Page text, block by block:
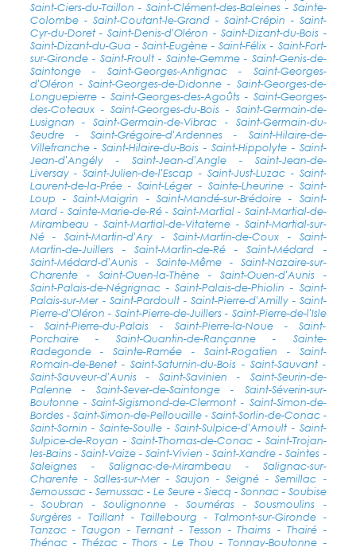
Saint-Ciers-du-Taillon - Saint-Clément-des-Baleines - Sainte-
Colombe - Saint-Coutant-le-Grand - Saint-Crépin - Saint-
Cyr-du-Doret - Saint-Denis-d'Oléron - Saint-Dizant-du-Bois -
Saint-Dizant-du-Gua - Saint-Eugène - Saint-Félix - Saint-Fort-
sur-Gironde - Saint-Froult - Sainte-Gemme - Saint-Genis-de-
Saintonge - Saint-Georges-Antignac - Saint-Georges-
d'Oléron - Saint-Georges-de-Didonne - Saint-Georges-de-
Longuepierre - Saint-Georges-des-Agoûts - Saint-Georges-
des-Coteaux - Saint-Georges-du-Bois - Saint-Germain-de-
Lusignan - Saint-Germain-de-Vibrac - Saint-Germain-du-
Seudre - Saint-Grégoire-d'Ardennes - Saint-Hilaire-de-
Villefranche - Saint-Hilaire-du-Bois - Saint-Hippolyte - Saint-
Jean-d'Angély - Saint-Jean-d'Angle - Saint-Jean-de-
Liversay - Saint-Julien-de-l'Escap - Saint-Just-Luzac - Saint-
Laurent-de-la-Prée - Saint-Léger - Sainte-Lheurine - Saint-
Loup - Saint-Maigrin - Saint-Mandé-sur-Brédoire - Saint-
Mard - Sainte-Marie-de-Ré - Saint-Martial - Saint-Martial-de-
Mirambeau - Saint-Martial-de-Vitaterne - Saint-Martial-sur-
Né - Saint-Martin-d'Ary - Saint-Martin-de-Coux - Saint-
Martin-de-Juillers - Saint-Martin-de-Ré - Saint-Médard -
Saint-Médard-d'Aunis - Sainte-Même - Saint-Nazaire-sur-
Charente - Saint-Ouen-la-Thène - Saint-Ouen-d'Aunis -
Saint-Palais-de-Négrignac - Saint-Palais-de-Phiolin - Saint-
Palais-sur-Mer - Saint-Pardoult - Saint-Pierre-d'Amilly - Saint-
Pierre-d'Oléron - Saint-Pierre-de-Juillers - Saint-Pierre-de-l'Isle
- Saint-Pierre-du-Palais - Saint-Pierre-la-Noue - Saint-
Porchaire - Saint-Quantin-de-Rançanne - Sainte-
Radegonde - Sainte-Ramée - Saint-Rogatien - Saint-
Romain-de-Benet - Saint-Saturnin-du-Bois - Saint-Sauvant -
Saint-Sauveur-d'Aunis - Saint-Savinien - Saint-Seurin-de-
Palenne - Saint-Sever-de-Saintonge - Saint-Séverin-sur-
Boutonne - Saint-Sigismond-de-Clermont - Saint-Simon-de-
Bordes - Saint-Simon-de-Pellouaille - Saint-Sorlin-de-Conac -
Saint-Sornin - Sainte-Soulle - Saint-Sulpice-d'Arnoult - Saint-
Sulpice-de-Royan - Saint-Thomas-de-Conac - Saint-Trojan-
les-Bains - Saint-Vaize - Saint-Vivien - Saint-Xandre - Saintes -
Saleignes - Salignac-de-Mirambeau - Salignac-sur-
Charente - Salles-sur-Mer - Saujon - Seigné - Semillac -
Semoussac - Semussac - Le Seure - Siecq - Sonnac - Soubise
- Soubran - Soulignonne - Souméras - Sousmoulins -
Surgères - Taillant - Taillebourg - Talmont-sur-Gironde -
Tanzac - Taugon - Ternant - Tesson - Thaims - Thairé -
Thénac - Thézac - Thors - Le Thou - Tonnay-Boutonne -